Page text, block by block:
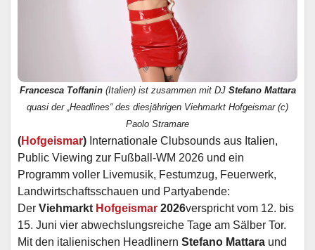
Francesca Toffanin(Italien) ist zusammen mit DJ Stefano Mattara
quasi der „Headlines“ des diesjährigen Viehmarkt Hofgeismar (c)
Paolo Stramare
(Hofgeismar) Internationale Clubsounds aus Italien,
Public Viewing zur Fußball-WM 2026 und ein
Programm voller Livemusik, Festumzug, Feuerwerk,
Landwirtschaftsschauen und Partyabende:
Der Viehmarkt Hofgeismar 2026verspricht vom 12. bis
15. Juni vier abwechslungsreiche Tage am Sälber Tor.
Mit den italienischen Headlinern Stefano Mattara und